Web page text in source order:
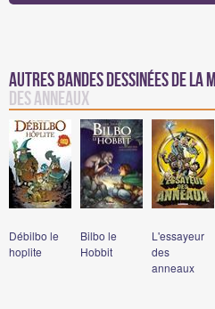
Autres bandes dessinées de la
des Anneaux
Débilbo le
hoplite
Bilbo le
Hobbit
L'essayeur
des
anneaux